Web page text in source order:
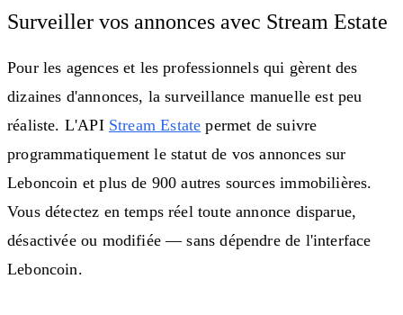
Surveiller vos annonces avec Stream Estate
Pour les agences et les professionnels qui gèrent des
dizaines d'annonces, la surveillance manuelle est peu
réaliste. L'API Stream Estate permet de suivre
programmatiquement le statut de vos annonces sur
Leboncoin et plus de 900 autres sources immobilières.
Vous détectez en temps réel toute annonce disparue,
désactivée ou modifiée — sans dépendre de l'interface
Leboncoin.